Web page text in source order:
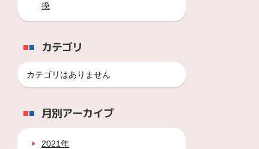
換
カテゴリ
カテゴリはありません
月別アーカイブ
2021年